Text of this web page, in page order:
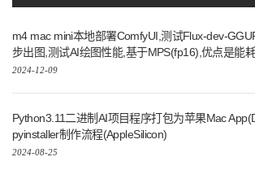
m4 mac mini本地部署ComfyUI,测试Flux-dev-
步出图,测试AI绘图性能,基于MPS(fp16),优点是能
2024-12-09
Python3.11二进制AI项目程序打包为苹果Mac
pyinstaller制作流程(AppleSilicon)
2024-08-25